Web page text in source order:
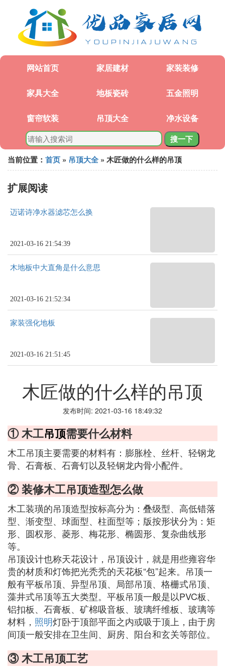
网站首页 家居建材 家装装修
家具大全 地板瓷砖 五金照明
窗帘软装 吊顶大全 净水设备
搜一下
当前位置： 首页 » 吊顶大全» 木匠做的什么样的吊顶
扩展阅读
迈诺诗净水器滤芯怎么换
2021-03-16 21:54:39
木地板中大直角是什么意思
2021-03-16 21:52:34
家装强化地板
2021-03-16 21:51:45
木匠做的什么样的吊顶
发布时间: 2021-03-16 18:49:32
① 木工吊顶需要什么材料
木工吊顶主要需要的材料有：膨胀栓、丝杆、轻钢龙
骨、石膏板、石膏钉以及轻钢龙内骨小配件。
② 装修木工吊顶造型怎么做
木工装璜的吊顶造型按标高分为：叠级型、高低错落
型、渐变型、球面型、柱面型等；版按形状分为：矩
形、圆权形、菱形、梅花形、椭圆形、复杂曲线形
等。
吊顶设计也称天花设计，吊顶设计，就是用些雍容华
贵的材质和灯饰把光秃秃的天花板“包”起来。吊顶一
般有平板吊顶、异型吊顶、局部吊顶、格栅式吊顶、
藻井式吊顶等五大类型。平板吊顶一般是以PVC板、
铝扣板、石膏板、矿棉吸音板、玻璃纤维板、玻璃等
材料， 照明灯卧于顶部平面之内或吸于顶上，由于房
间顶一般安排在卫生间、厨房、阳台和玄关等部位。
③ 木工吊顶工艺